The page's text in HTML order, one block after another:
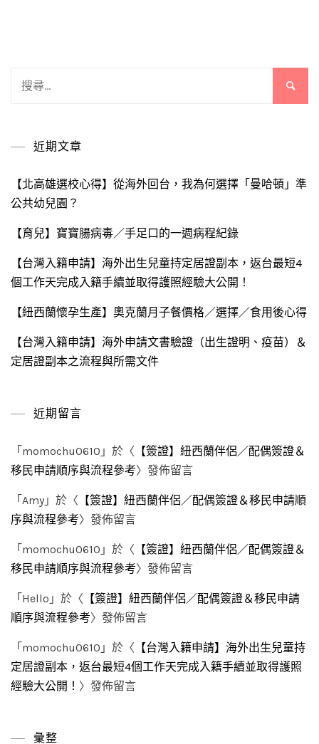
近期文章
【北高雄選校心得】從海外回台，我為何選擇「曼哈頓」準
公共幼兒園？
【育兒】寶寶腸病毒／手足口的一週病程紀錄
【台灣入籍申請】海外出生兒童持定居證副本，返台最短4
個工作天完成入籍手續並取得護照經驗大公開！
【紐西蘭懷孕生產】奧克蘭月子餐價格／選擇／食用後心得
【台灣入籍申請】海外申請文書驗證（出生證明、疫苗）＆
定居證副本之流程與所需文件
近期留言
「 momochu0610 」於〈 【簽證】紐西蘭伴侶／配偶簽證＆
移民申請順序與流程參考〉發佈留言
「 Amy 」於〈 【簽證】紐西蘭伴侶／配偶簽證＆移民申請順
序與流程參考〉發佈留言
「 momochu0610 」於〈 【簽證】紐西蘭伴侶／配偶簽證＆
移民申請順序與流程參考〉發佈留言
「 Hello 」於〈 【簽證】紐西蘭伴侶／配偶簽證＆移民申請
順序與流程參考〉發佈留言
「 momochu0610 」於〈 【台灣入籍申請】海外出生兒童持
定居證副本，返台最短4個工作天完成入籍手續並取得護照
經驗大公開！ 〉發佈留言
彙整